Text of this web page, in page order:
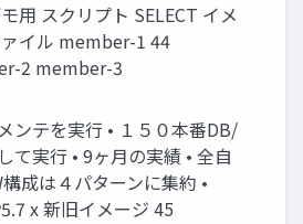
用 スクリプト SELECT イメ
イル member-1 44
2 member-3
ンテを実行 • １５０本番DB/
て実行 • 9ヶ月の実績 • 全自
構成は４パターンに集約 •
x 新旧イメージ 45